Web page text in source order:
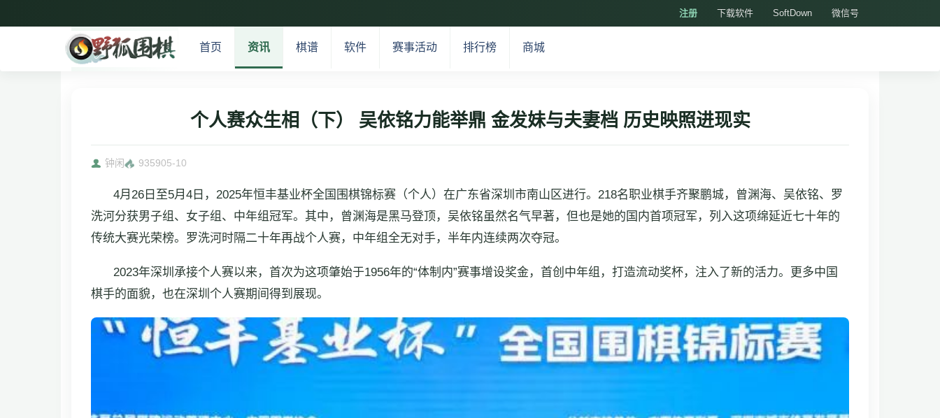
注册 下载软件 SoftDown 微信号
首页 资讯 棋谱 软件 赛事活动 排行榜 商城
个人赛众生相（下） 吴依铭力能举鼎 金发妹与夫妻档 历史映照进现实
钟闲 935905-10
4月26日至5月4日，2025年恒丰基业杯全国围棋锦标赛（个人）在广东省深圳市南山区进行。218名职业棋手齐聚鹏城，曾渊海、吴依铭、罗
洗河分获男子组、女子组、中年组冠军。其中，曾渊海是黑马登顶，吴依铭虽然名气早著，但也是她的国内首项冠军，列入这项绵延近七十年的
传统大赛光荣榜。罗洗河时隔二十年再战个人赛，中年组全无对手，半年内连续两次夺冠。
2023年深圳承接个人赛以来，首次为这项肇始于1956年的“体制内”赛事增设奖金，首创中年组，打造流动奖杯，注入了新的活力。更多中国
棋手的面貌，也在深圳个人赛期间得到展现。